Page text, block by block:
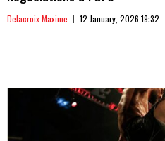
Delacroix Maxime 12 January, 2026 19:32